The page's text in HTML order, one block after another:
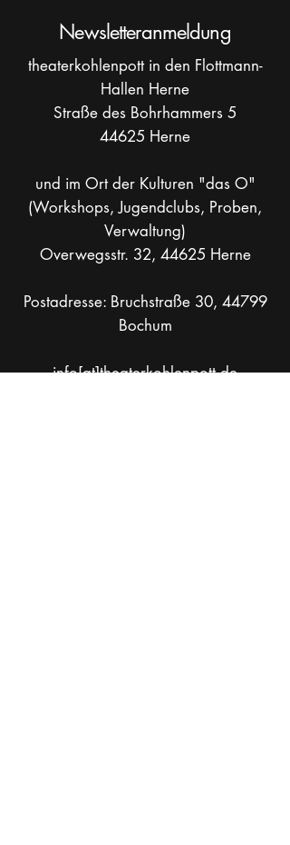
Newsletteranmeldung
theaterkohlenpott in den Flottmann-
Hallen Herne
Straße des Bohrhammers 5
44625 Herne
und im Ort der Kulturen "das O"
(Workshops, Jugendclubs, Proben,
Verwaltung)
Overwegsstr. 32, 44625 Herne
Postadresse: Bruchstraße 30, 44799
Bochum
info[at]theaterkohlenpott.de